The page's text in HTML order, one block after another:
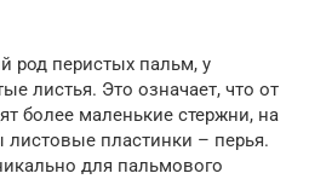
род перистых пальм, у
листья. Это означает, что от
более маленькие стержни, на
пластинки – перья.
для пальмового